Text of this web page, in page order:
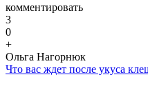
комментировать
3
0
+
Ольга Нагорнюк
Что вас ждет после укуса